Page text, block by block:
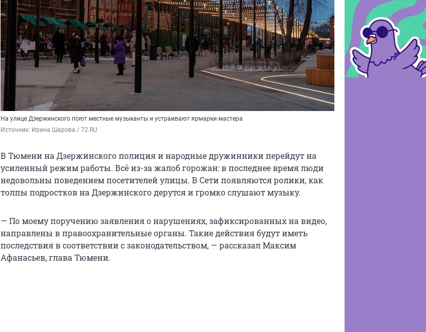
На улице Дзержинского поют местные музыканты и устраивают ярмарки мастера
Источник: Ирина Шарова / 72.RU
В Тюмени на Дзержинского полиция и народные дружинники перейдут на
усиленный режим работы. Всё из-за жалоб горожан: в последнее время люди
недовольны поведением посетителей улицы. В Сети появляются ролики, как
толпы подростков на Дзержинского дерутся и громко слушают музыку.
— По моему поручению заявления о нарушениях, зафиксированных на видео,
направлены в правоохранительные органы. Такие действия будут иметь
последствия в соответствии с законодательством, — рассказал Максим
Афанасьев, глава Тюмени.